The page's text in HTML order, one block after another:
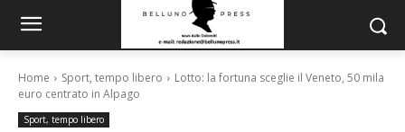
Home Sport, tempo libero
Lotto: la fortuna sceglie il Veneto, 50 mila
euro centrato in Alpago
Sport, tempo libero